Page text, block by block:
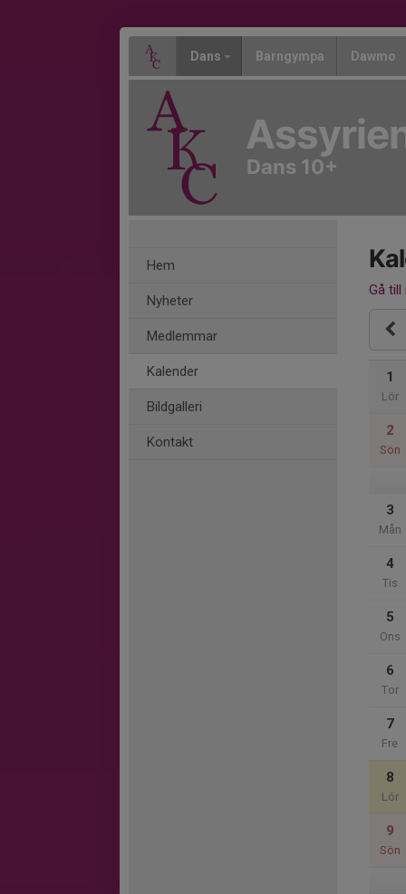
Dans Barngympa Dawmo
Dans 10+
Hem
Nyheter
Medlemmar
Kalender
Bildgalleri
Kontakt
Gå till
1
Lör
2
Sön
3
Mån
4
Tis
5
Ons
6
Tor
7
Fre
8
Lör
9
Sön